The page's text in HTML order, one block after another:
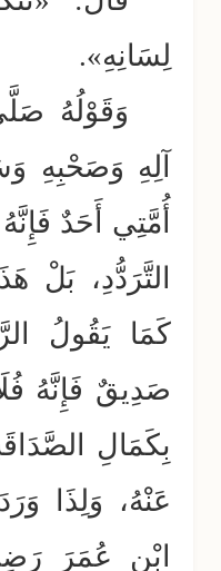
لِسَانِهِ».
وَقَوْلُهُ
آلِهِ وَصَحْبِهِ
أُمَّتِي أَحَدٌ
التَّرَدُّدِ، بَلْ
كَمَا يَقُولُ
صَدِيقٌ فَإِنَّهُ
بِكَمَالِ
عَنْهُ، وَلِذَا
ابْنِ عُمَرَ